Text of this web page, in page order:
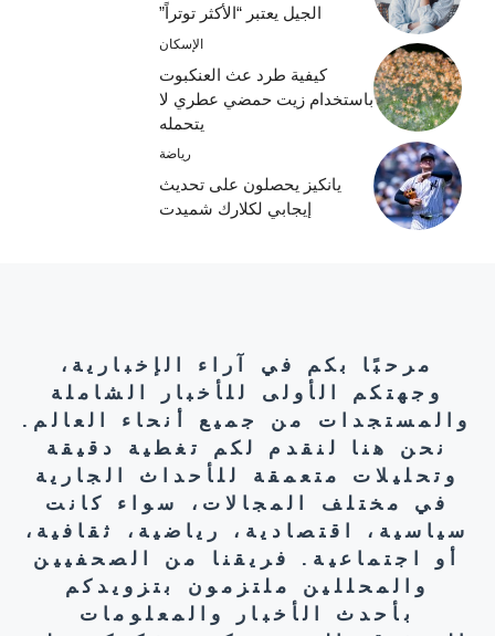
الجيل يعتبر “الأكثر توتراً”
الإسكان
كيفية طرد عث العنكبوت
باستخدام زيت حمضي عطري لا
يتحمله
رياضة
يانكيز يحصلون على تحديث
إيجابي لكلارك شميدت
مرحبًا بكم في آراء الإخبارية،
وجهتكم الأولى للأخبار الشاملة
والمستجدات من جميع أنحاء العالم.
نحن هنا لنقدم لكم تغطية دقيقة
وتحليلات متعمقة للأحداث الجارية
في مختلف المجالات، سواء كانت
سياسية، اقتصادية، رياضية، ثقافية،
أو اجتماعية. فريقنا من الصحفيين
والمحللين ملتزمون بتزويدكم
بأحدث الأخبار والمعلومات